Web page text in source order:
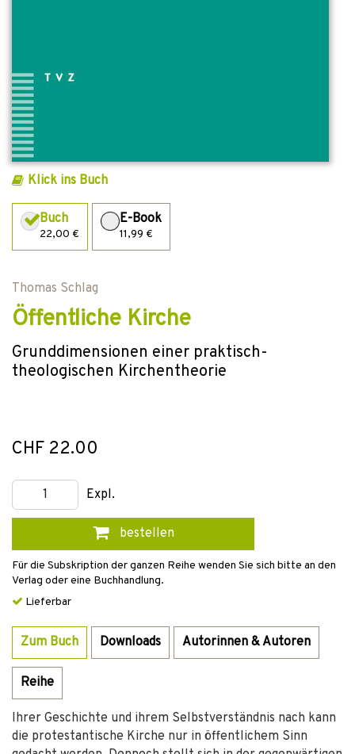
Klick ins Buch
Buch
22,00 €
E-Book
11,99 €
Thomas Schlag
Öffentliche Kirche
Grunddimensionen einer praktisch-
theologischen Kirchentheorie
CHF 22.00
Expl.
bestellen
Für die Subskription der ganzen Reihe wenden Sie sich bitte an den
Verlag oder eine Buchhandlung.
Lieferbar
Zum Buch Downloads Autorinnen & Autoren
Reihe
Ihrer Geschichte und ihrem Selbstverständnis nach kann
die protestantische Kirche nur in öffentlichem Sinn